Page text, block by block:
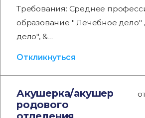
Требования: Среднее
образование " Лечебное дело"
дело", &…
Откликнуться
Акушерка/акушер
родового